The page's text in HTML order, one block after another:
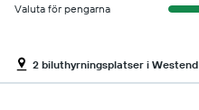
Valuta för pengarna
2 biluthyrningsplatser i Westend